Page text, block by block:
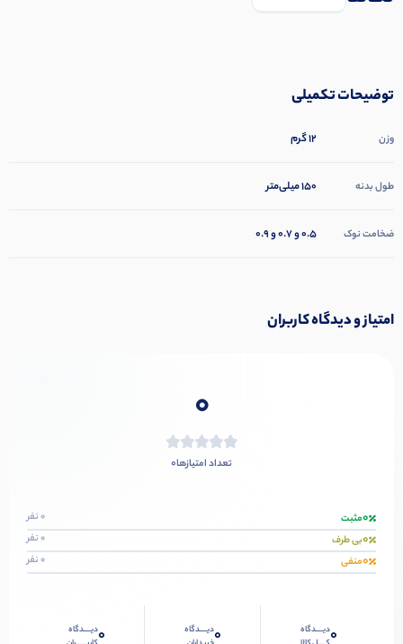
توضیحات تکمیلی
وزن 12 گرم
طول بدنه ۱۵۰ میلی‌متر
ضخامت نوک 0.5 و 0.7 و 0.9
امتیاز و دیدگاه کاربران
0
تعداد امتیازها0
0مثبت 0 نفر
0بی طرف 0 نفر
0منفی 0 نفر
0دیــــدگاه
0دیــــدگاه
0دیــــدگاه